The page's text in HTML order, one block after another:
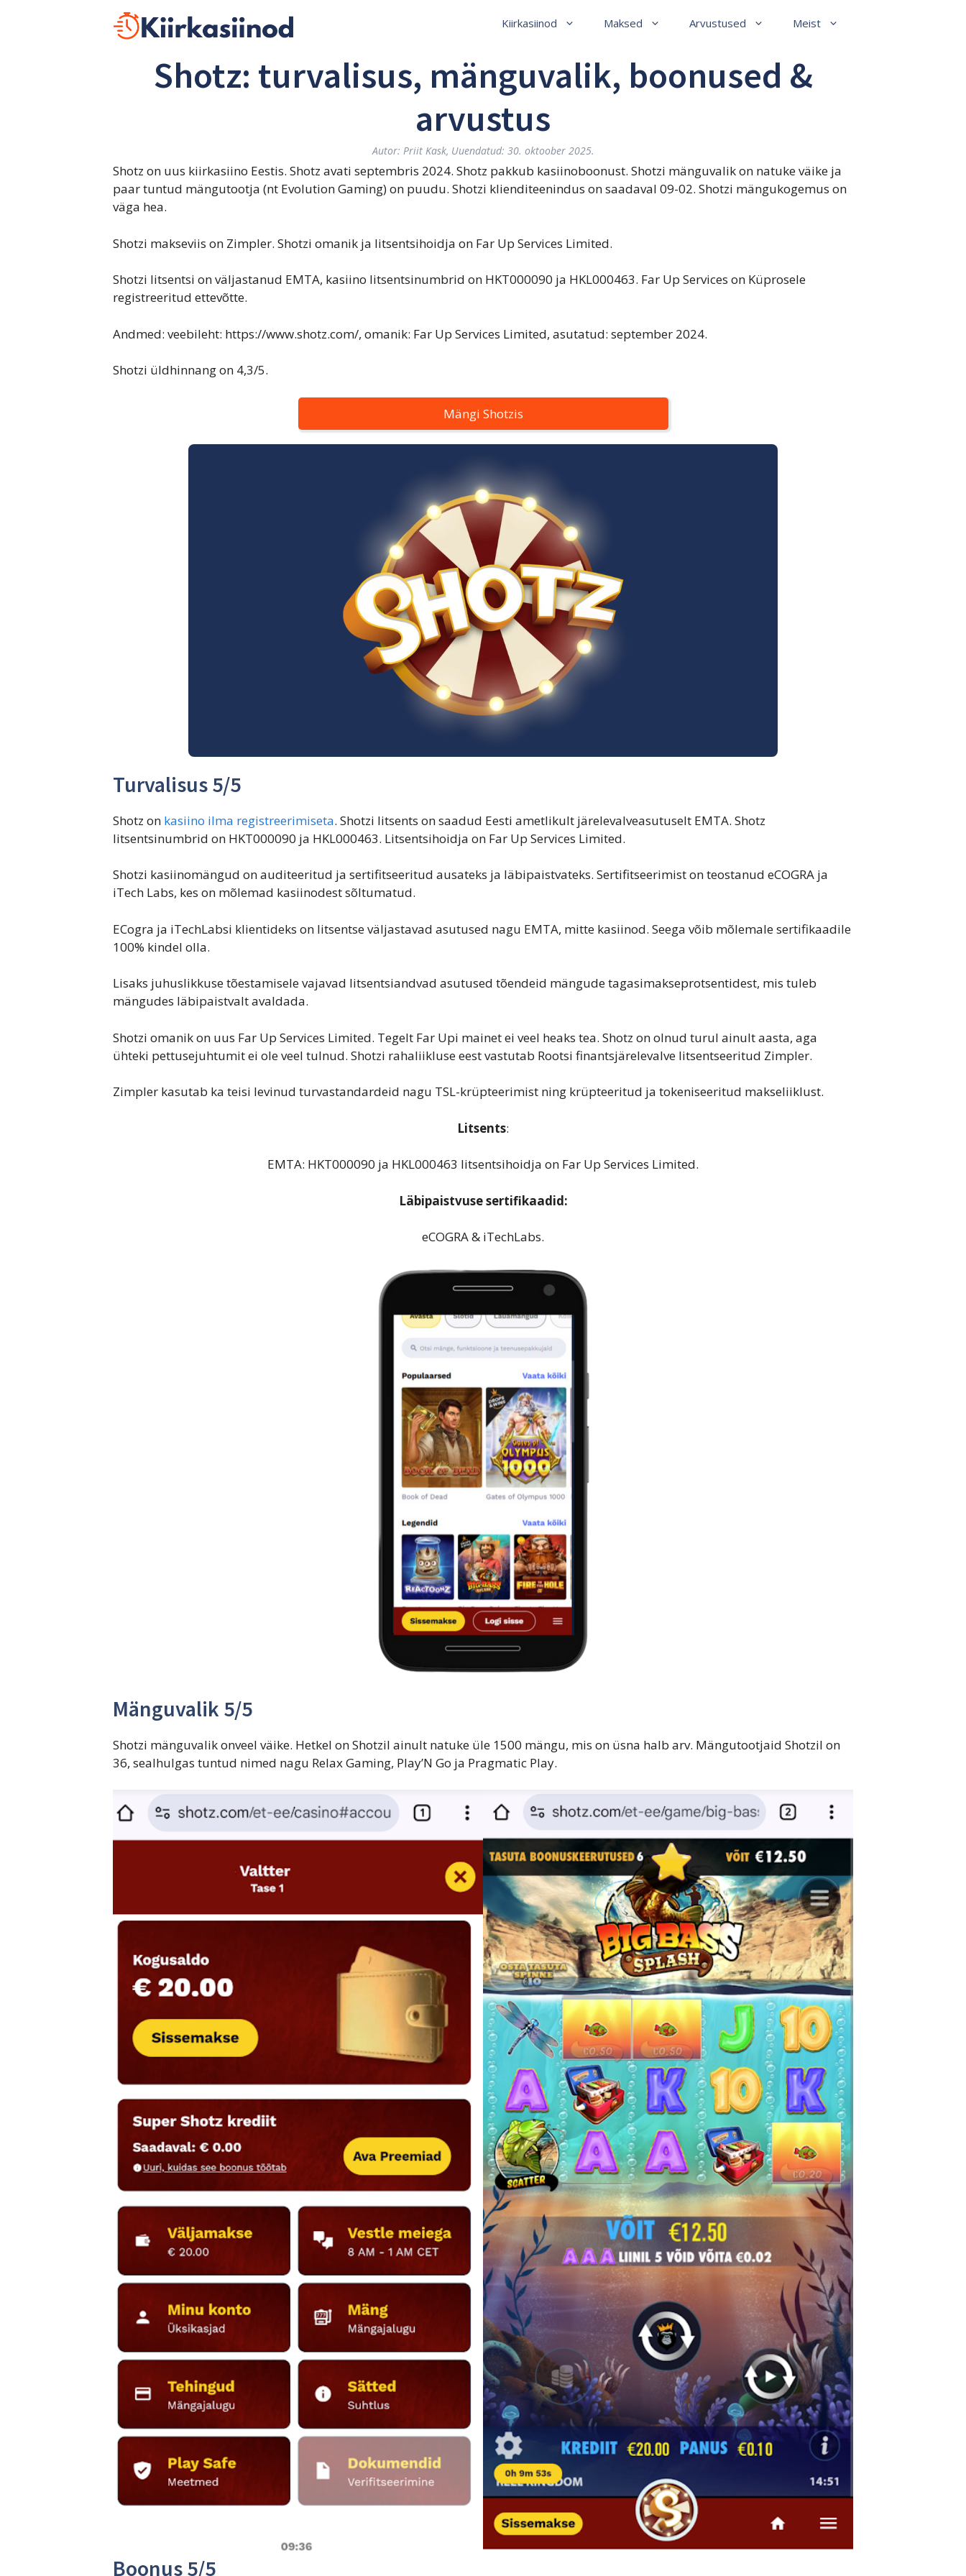
Kiirkasiinod Maksed Arvustused Meist
Shotz: turvalisus, mänguvalik, boonused &
arvustus
Autor: Priit Kask, Uuendatud: 30. oktoober 2025.
Shotz on uus kiirkasiino Eestis. Shotz avati septembris 2024. Shotz pakkub kasiinoboonust. Shotzi mänguvalik on natuke väike ja
paar tuntud mängutootja (nt Evolution Gaming) on puudu. Shotzi klienditeenindus on saadaval 09-02. Shotzi mängukogemus on
väga hea.
Shotzi makseviis on Zimpler. Shotzi omanik ja litsentsihoidja on Far Up Services Limited.
Shotzi litsentsi on väljastanud EMTA, kasiino litsentsinumbrid on HKT000090 ja HKL000463. Far Up Services on Küprosele
registreeritud ettevõtte.
Andmed: veebileht: https://www.shotz.com/, omanik: Far Up Services Limited, asutatud: september 2024.
Shotzi üldhinnang on 4,3/5.
Mängi Shotzis
Turvalisus 5/5
Shotz on kasiino ilma registreerimiseta. Shotzi litsents on saadud Eesti ametlikult järelevalveasutuselt EMTA. Shotz
litsentsinumbrid on HKT000090 ja HKL000463. Litsentsihoidja on Far Up Services Limited.
Shotzi kasiinomängud on auditeeritud ja sertifitseeritud ausateks ja läbipaistvateks. Sertifitseerimist on teostanud eCOGRA ja
iTech Labs, kes on mõlemad kasiinodest sõltumatud.
ECogra ja iTechLabsi klientideks on litsentse väljastavad asutused nagu EMTA, mitte kasiinod. Seega võib mõlemale sertifikaadile
100% kindel olla.
Lisaks juhuslikkuse tõestamisele vajavad litsentsiandvad asutused tõendeid mängude tagasimakseprotsentidest, mis tuleb
mängudes läbipaistvalt avaldada.
Shotzi omanik on uus Far Up Services Limited. Tegelt Far Upi mainet ei veel heaks tea. Shotz on olnud turul ainult aasta, aga
ühteki pettusejuhtumit ei ole veel tulnud. Shotzi rahaliikluse eest vastutab Rootsi finantsjärelevalve litsentseeritud Zimpler.
Zimpler kasutab ka teisi levinud turvastandardeid nagu TSL-krüpteerimist ning krüpteeritud ja tokeniseeritud makseliiklust.
Litsents:
EMTA: HKT000090 ja HKL000463 litsentsihoidja on Far Up Services Limited.
Läbipaistvuse sertifikaadid:
eCOGRA & iTechLabs.
Mänguvalik 5/5
Shotzi mänguvalik onveel väike. Hetkel on Shotzil ainult natuke üle 1500 mängu, mis on üsna halb arv. Mängutootjaid Shotzil on
36, sealhulgas tuntud nimed nagu Relax Gaming, Play’N Go ja Pragmatic Play.
Boonus 5/5